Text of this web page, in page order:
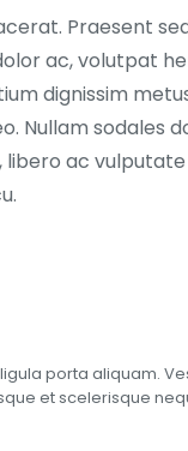
Praesent
ac, volutpat
dignissim
Nullam sodales
ac
porta aliquam.
et scelerisque